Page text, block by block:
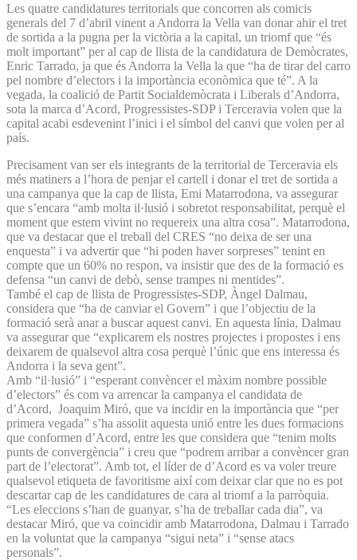
Les quatre candidatures territorials que concorren als comicis
generals del 7 d’abril vinent a Andorra la Vella van donar ahir el tret
de sortida a la pugna per la victòria a la capital, un triomf que “és
molt important” per al cap de llista de la candidatura de Demòcrates,
Enric Tarrado, ja que és Andorra la Vella la que “ha de tirar del carro
pel nombre d’electors i la importància econòmica que té”. A la
vegada, la coalició de Partit Socialdemòcrata i Liberals d’Andorra,
sota la marca d’Acord, Progressistes-SDP i Terceravia volen que la
capital acabi esdevenint l’inici i el símbol del canvi que volen per al
país.
Precisament van ser els integrants de la territorial de Terceravia els
més matiners a l’hora de penjar el cartell i donar el tret de sortida a
una campanya que la cap de llista, Emi Matarrodona, va assegurar
que s’encara “amb molta il·lusió i sobretot responsabilitat, perquè el
moment que estem vivint no requereix una altra cosa”. Matarrodona,
que va destacar que el treball del CRES “no deixa de ser una
enquesta” i va advertir que “hi poden haver sorpreses” tenint en
compte que un 60% no respon, va insistir que des de la formació es
defensa “un canvi de debò, sense trampes ni mentides”.
També el cap de llista de Progressistes-SDP, Àngel Dalmau,
considera que “ha de canviar el Govern” i que l’objectiu de la
formació serà anar a buscar aquest canvi. En aquesta línia, Dalmau
va assegurar que “explicarem els nostres projectes i propostes i ens
deixarem de qualsevol altra cosa perquè l’únic que ens interessa és
Andorra i la seva gent”.
Amb “il·lusió” i “esperant convèncer el màxim nombre possible
d’electors” és com va arrencar la campanya el candidata de
d’Acord, Joaquim Miró, que va incidir en la importància que “per
primera vegada” s’ha assolit aquesta unió entre les dues formacions
que conformen d’Acord, entre les que considera que “tenim molts
punts de convergència” i creu que “podrem arribar a convèncer gran
part de l’electorat”. Amb tot, el líder de d’Acord es va voler treure
qualsevol etiqueta de favoritisme així com deixar clar que no es pot
descartar cap de les candidatures de cara al triomf a la parròquia.
“Les eleccions s’han de guanyar, s’ha de treballar cada dia”, va
destacar Miró, que va coincidir amb Matarrodona, Dalmau i Tarrado
en la voluntat que la campanya “sigui neta” i “sense atacs
personals”.